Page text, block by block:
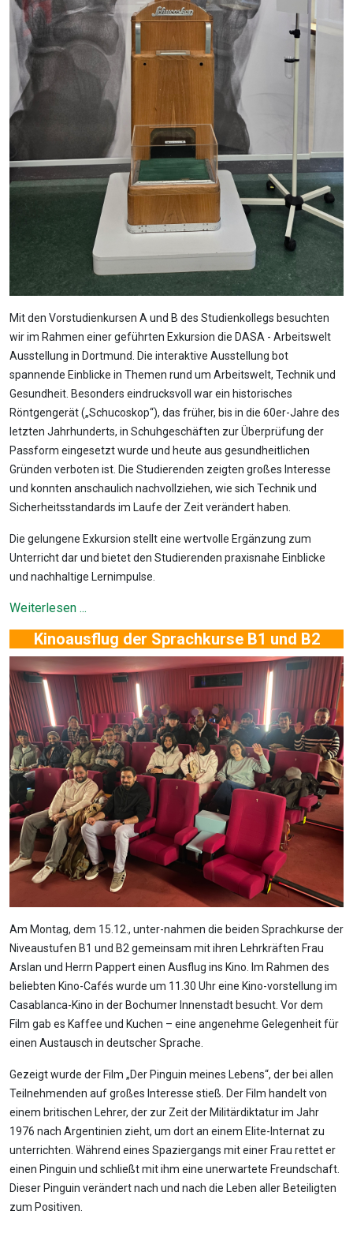
Mit den Vorstudienkursen A und B des Studienkollegs besuchten
wir im Rahmen einer geführten Exkursion die DASA - Arbeitswelt
Ausstellung in Dortmund. Die interaktive Ausstellung bot
spannende Einblicke in Themen rund um Arbeitswelt, Technik und
Gesundheit. Besonders eindrucksvoll war ein historisches
Röntgengerät („Schucoskop“), das früher, bis in die 60er-Jahre des
letzten Jahrhunderts, in Schuhgeschäften zur Überprüfung der
Passform eingesetzt wurde und heute aus gesundheitlichen
Gründen verboten ist. Die Studierenden zeigten großes Interesse
und konnten anschaulich nachvollziehen, wie sich Technik und
Sicherheitsstandards im Laufe der Zeit verändert haben.
Die gelungene Exkursion stellt eine wertvolle Ergänzung zum
Unterricht dar und bietet den Studierenden praxisnahe Einblicke
und nachhaltige Lernimpulse.
Weiterlesen ...
Kinoausflug der Sprachkurse B1 und B2
Am Montag, dem 15.12., unter-nahmen die beiden Sprachkurse der
Niveaustufen B1 und B2 gemeinsam mit ihren Lehrkräften Frau
Arslan und Herrn Pappert einen Ausflug ins Kino. Im Rahmen des
beliebten Kino-Cafés wurde um 11.30 Uhr eine Kino-vorstellung im
Casablanca-Kino in der Bochumer Innenstadt besucht. Vor dem
Film gab es Kaffee und Kuchen – eine angenehme Gelegenheit für
einen Austausch in deutscher Sprache.
Gezeigt wurde der Film „Der Pinguin meines Lebens“, der bei allen
Teilnehmenden auf großes Interesse stieß. Der Film handelt von
einem britischen Lehrer, der zur Zeit der Militärdiktatur im Jahr
1976 nach Argentinien zieht, um dort an einem Elite-Internat zu
unterrichten. Während eines Spaziergangs mit einer Frau rettet er
einen Pinguin und schließt mit ihm eine unerwartete Freundschaft.
Dieser Pinguin verändert nach und nach die Leben aller Beteiligten
zum Positiven.